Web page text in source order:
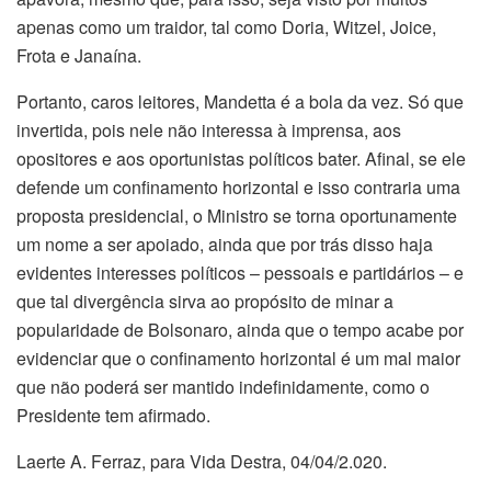
apenas como um traidor, tal como Doria, Witzel, Joice,
Frota e Janaína.
Portanto, caros leitores, Mandetta é a bola da vez. Só que
invertida, pois nele não interessa à imprensa, aos
opositores e aos oportunistas políticos bater. Afinal, se ele
defende um confinamento horizontal e isso contraria uma
proposta presidencial, o Ministro se torna oportunamente
um nome a ser apoiado, ainda que por trás disso haja
evidentes interesses políticos – pessoais e partidários – e
que tal divergência sirva ao propósito de minar a
popularidade de Bolsonaro, ainda que o tempo acabe por
evidenciar que o confinamento horizontal é um mal maior
que não poderá ser mantido indefinidamente, como o
Presidente tem afirmado.
Laerte A. Ferraz, para Vida Destra, 04/04/2.020.